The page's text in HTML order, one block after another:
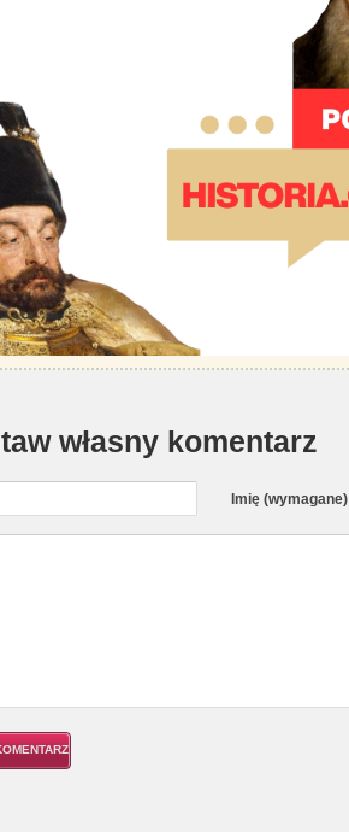
własny komentarz
Imię (wymagane)